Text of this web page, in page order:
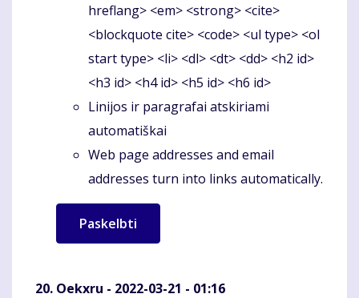
hreflang> <em> <strong> <cite>
<blockquote cite> <code> <ul type> <ol
start type> <li> <dl> <dt> <dd> <h2 id>
<h3 id> <h4 id> <h5 id> <h6 id>
Linijos ir paragrafai atskiriami
automatiškai
Web page addresses and email
addresses turn into links automatically.
Oekxru - 2022-03-21 - 01:16